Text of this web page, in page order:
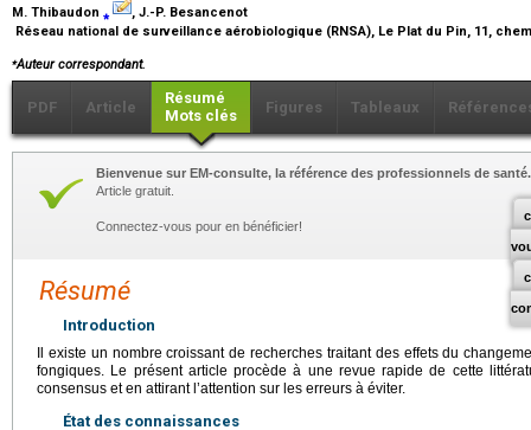
M. Thibaudon ⁎
, J.-P. Besancenot
Réseau national de surveillance aérobiologique (RNSA), Le Plat du Pin, 11,
⁎Auteur correspondant.
PDF Article
Résumé
Mots clés
Figures Tableaux
Bienvenue sur EM-consulte, la référence des professionnels de santé.
Article gratuit.
Connectez-vous pour en bénéficier!
Résumé
Introduction
Il existe un nombre croissant de recherches traitant des effets du
fongiques. Le présent article procède à une revue rapide de cette
consensus et en attirant l’attention sur les erreurs à éviter.
État des connaissances